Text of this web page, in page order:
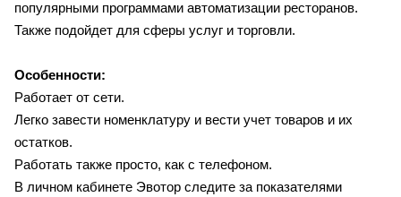
популярными программами автоматизации ресторанов.
Также подойдет для сферы услуг и торговли.
Особенности:
Работает от сети.
Легко завести номенклатуру и вести учет товаров и их
остатков.
Работать также просто, как с телефоном.
В личном кабинете Эвотор следите за показателями